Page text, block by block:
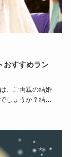
おすすめラン
、ご両親の結婚
しょうか？結婚